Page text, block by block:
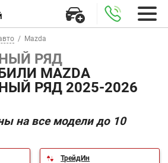
Mazda
РЯД
MAZDA
РЯД 2025-2026
на все модели до 10
ТрейдИн